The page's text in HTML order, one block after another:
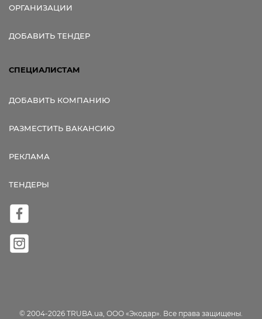
ОРГАНИЗАЦИИ
ДОБАВИТЬ ТЕНДЕР
СПЕЦИАЛИСТАМ
ДОБАВИТЬ КОМПАНИЮ
РАЗМЕСТИТЬ ВАКАНСИЮ
РЕКЛАМА
ТЕНДЕРЫ
© 2004-2026 TRUBA.ua, ООО «Экодар». Все права защищены.